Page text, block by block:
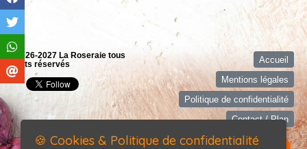
©2026-2027 La Roseraie tous
droits réservés
Accueil
Mentions légales
Politique de confidentialité
Contact / Plan
🍪 Cookies & Politique de confidentialité